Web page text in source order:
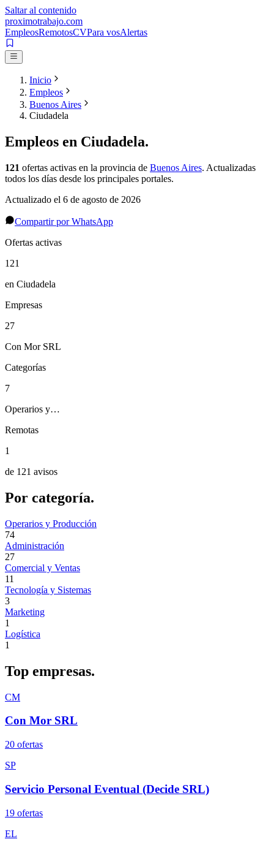
Saltar al contenido
proximotrabajo.com
EmpleosRemotosCVPara vosAlertas
Inicio
Empleos
Buenos Aires
Ciudadela
Empleos en Ciudadela.
121 ofertas activas en la provincia de Buenos Aires. Actualizadas
todos los días desde los principales portales.
Actualizado el 6 de agosto de 2026
Compartir por WhatsApp
Ofertas activas
121
en Ciudadela
Empresas
27
Con Mor SRL
Categorías
7
Operarios y…
Remotas
1
de 121 avisos
Por categoría.
Operarios y Producción
74
Administración
27
Comercial y Ventas
11
Tecnología y Sistemas
3
Marketing
1
Logística
1
Top empresas.
CM
Con Mor SRL
20 ofertas
SP
Servicio Personal Eventual (Decide SRL)
19 ofertas
EL